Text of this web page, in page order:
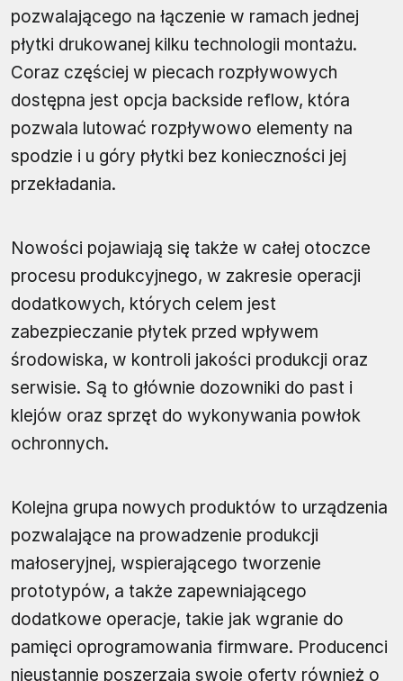
pozwalającego na łączenie w ramach jednej
płytki drukowanej kilku technologii montażu.
Coraz częściej w piecach rozpływowych
dostępna jest opcja backside reflow, która
pozwala lutować rozpływowo elementy na
spodzie i u góry płytki bez konieczności jej
przekładania.
Nowości pojawiają się także w całej otoczce
procesu produkcyjnego, w zakresie operacji
dodatkowych, których celem jest
zabezpieczanie płytek przed wpływem
środowiska, w kontroli jakości produkcji oraz
serwisie. Są to głównie dozowniki do past i
klejów oraz sprzęt do wykonywania powłok
ochronnych.
Kolejna grupa nowych produktów to urządzenia
pozwalające na prowadzenie produkcji
małoseryjnej, wspierającego tworzenie
prototypów, a także zapewniającego
dodatkowe operacje, takie jak wgranie do
pamięci oprogramowania firmware. Producenci
nieustannie poszerzają swoje oferty również o